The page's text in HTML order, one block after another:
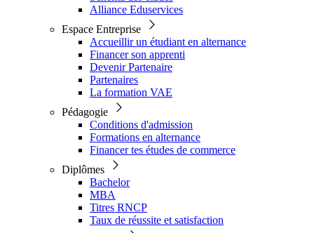
Alliance Eduservices
Espace Entreprise
Accueillir un étudiant en alternance
Financer son apprenti
Devenir Partenaire
Partenaires
La formation VAE
Pédagogie
Conditions d'admission
Formations en alternance
Financer tes études de commerce
Diplômes
Bachelor
MBA
Titres RNCP
Taux de réussite et satisfaction